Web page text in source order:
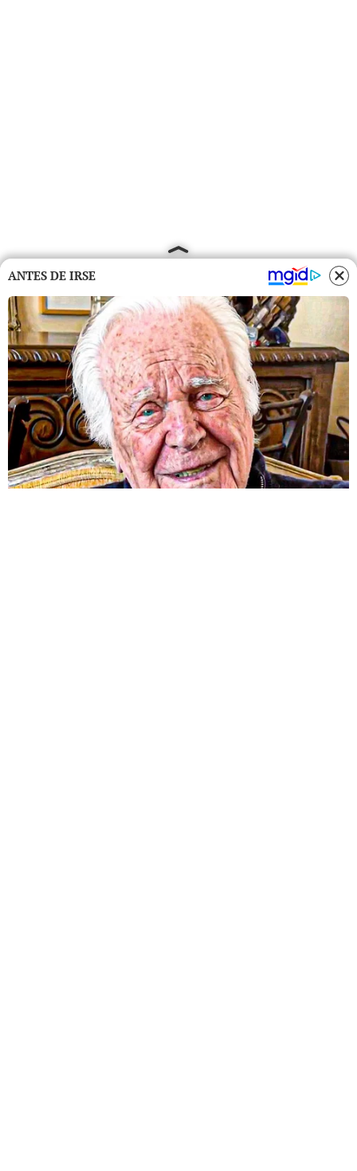
ANTES DE IRSE